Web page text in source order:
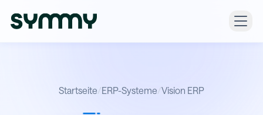
Startseite/ERP-Systeme/Vision ERP